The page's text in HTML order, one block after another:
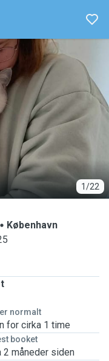
1/22
København
normalt
for cirka 1 time
booket
2 måneder siden